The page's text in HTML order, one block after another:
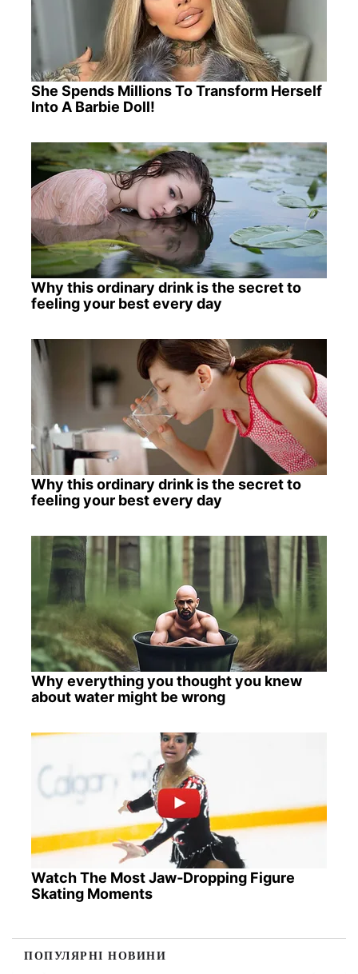
She Spends Millions To Transform Herself
Into A Barbie Doll!
Why this ordinary drink is the secret to
feeling your best every day
Why this ordinary drink is the secret to
feeling your best every day
Why everything you thought you knew
about water might be wrong
Watch The Most Jaw‑Dropping Figure
Skating Moments
ПОПУЛЯРНІ НОВИНИ